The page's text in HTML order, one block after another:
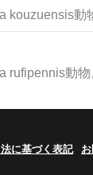
kouzuensis動
rufipennis動物
に基づく表記